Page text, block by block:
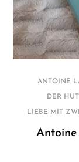
ANTOINE
DER
LIEBE MIT
Antoine